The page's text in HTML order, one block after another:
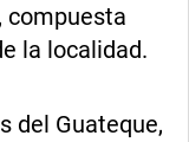
compuesta
la localidad.
del Guateque,